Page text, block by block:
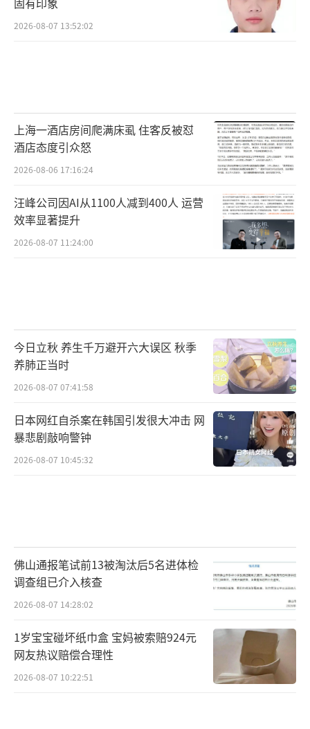
2026-08-07 13:52:02
上海一酒店房间爬满床虱 住客反被怼
酒店态度引众怒
2026-08-06 17:16:24
汪峰公司因AI从1100人减到400人 运营
效率显著提升
2026-08-07 11:24:00
今日立秋 养生千万避开六大误区 秋季
养肺正当时
2026-08-07 07:41:58
日本网红自杀案在韩国引发很大冲击 网
暴悲剧敲响警钟
2026-08-07 10:45:32
佛山通报笔试前13被淘汰后5名进体检
调查组已介入核查
2026-08-07 14:28:02
1岁宝宝碰坏纸巾盒 宝妈被索赔924元
网友热议赔偿合理性
2026-08-07 10:22:51